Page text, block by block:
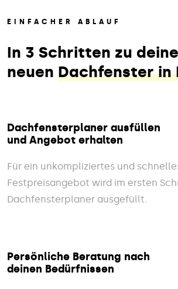
EINFACHER ABLAUF
In 3 Schritten zu
neuen Dachfenster in
Dachfensterplaner ausfüllen
und Angebot erhalten
Für ein unkompliziertes und
Festpreisangebot wird im ersten
Dachfensterplaner ausgefüllt.
Persönliche Beratung nach
deinen Bedürfnissen